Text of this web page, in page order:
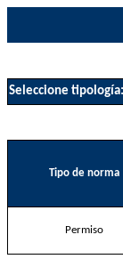
Seleccione tipología:
Tipo de norma
Permiso